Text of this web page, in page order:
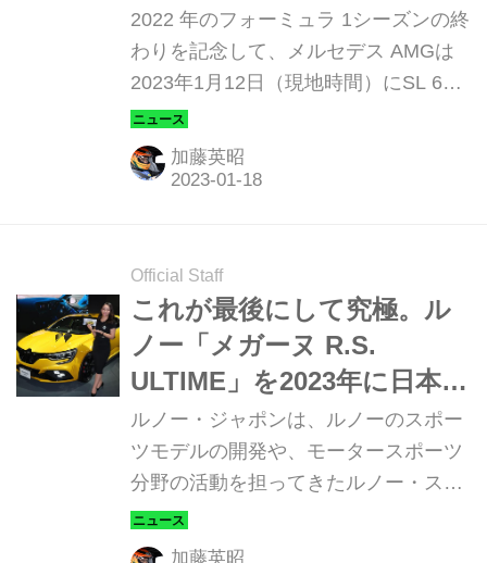
ン」を発表。メルセデス
AMGの粋を惜しみなく投入
2022 年のフォーミュラ 1シーズンの終
わりを記念して、メルセデス AMGは
2023年1月12日（現地時間）にSL 63
4MATIC+の特別モデル「モータースポ
ーツコレクターズエディション」を発
表した。
加藤英昭
Official Staff
これが最後にして究極。ル
ノー「メガーヌ R.S.
ULTIME」を2023年に日本導
入
ルノー・ジャポンは、ルノーのスポー
ツモデルの開発や、モータースポーツ
分野の活動を担ってきたルノー・スポ
ールの名を冠する最後のモデルとなる
限定車「メガーヌ R.S. Ultime（ウルテ
加藤英昭